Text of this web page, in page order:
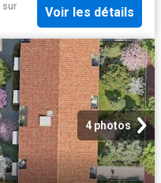
sur
Voir les détails
4 photos